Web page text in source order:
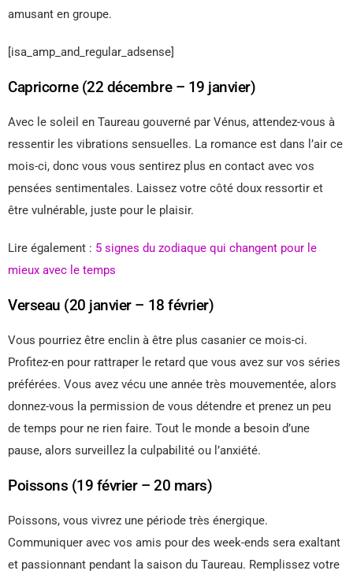
amusant en groupe.
[isa_amp_and_regular_adsense]
Capricorne (22 décembre – 19 janvier)
Avec le soleil en Taureau gouverné par Vénus, attendez-vous à
ressentir les vibrations sensuelles. La romance est dans l’air ce
mois-ci, donc vous vous sentirez plus en contact avec vos
pensées sentimentales. Laissez votre côté doux ressortir et
être vulnérable, juste pour le plaisir.
Lire également : 5 signes du zodiaque qui changent pour le
mieux avec le temps
Verseau (20 janvier – 18 février)
Vous pourriez être enclin à être plus casanier ce mois-ci.
Profitez-en pour rattraper le retard que vous avez sur vos séries
préférées. Vous avez vécu une année très mouvementée, alors
donnez-vous la permission de vous détendre et prenez un peu
de temps pour ne rien faire. Tout le monde a besoin d’une
pause, alors surveillez la culpabilité ou l’anxiété.
Poissons (19 février – 20 mars)
Poissons, vous vivrez une période très énergique.
Communiquer avec vos amis pour des week-ends sera exaltant
et passionnant pendant la saison du Taureau. Remplissez votre